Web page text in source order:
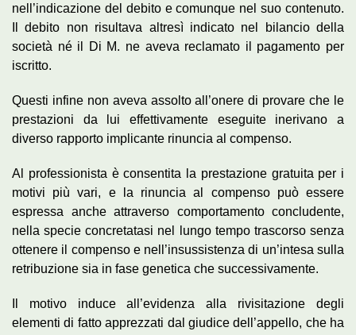
nell’indicazione del debito e comunque nel suo contenuto.
Il debito non risultava altresì indicato nel bilancio della
società né il Di M. ne aveva reclamato il pagamento per
iscritto.
Questi infine non aveva assolto all’onere di provare che le
prestazioni da lui effettivamente eseguite inerivano a
diverso rapporto implicante rinuncia al compenso.
Al professionista è consentita la prestazione gratuita per i
motivi più vari, e la rinuncia al compenso può essere
espressa anche attraverso comportamento concludente,
nella specie concretatasi nel lungo tempo trascorso senza
ottenere il compenso e nell’insussistenza di un’intesa sulla
retribuzione sia in fase genetica che successivamente.
Il motivo induce all’evidenza alla rivisitazione degli
elementi di fatto apprezzati dal giudice dell’appello, che ha